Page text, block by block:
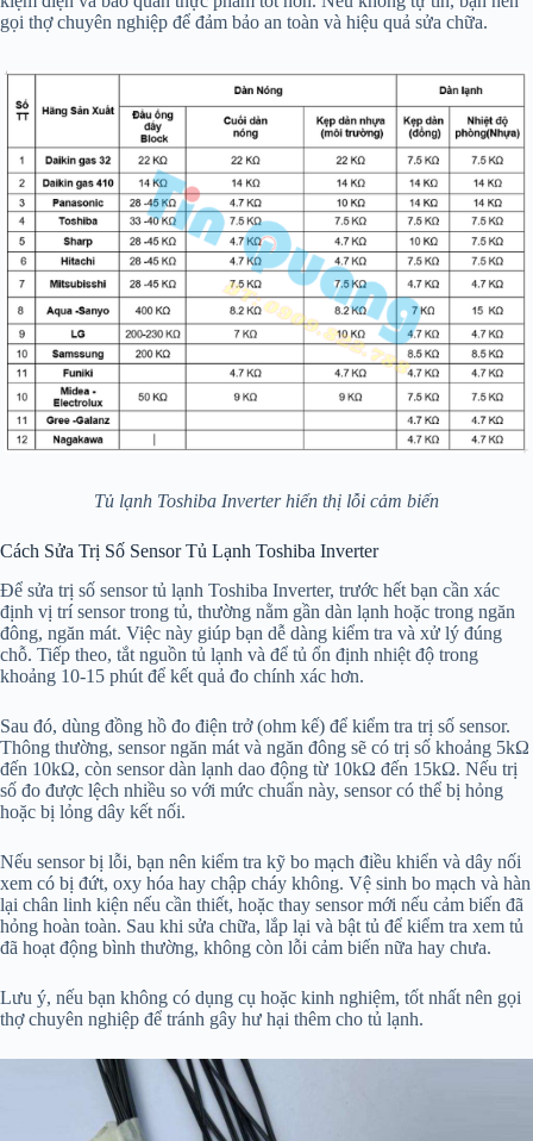
gọi thợ chuyên nghiệp để đảm bảo an toàn và hiệu quả sửa chữa.
Tủ lạnh Toshiba Inverter hiển thị lỗi cảm biến
Cách Sửa Trị Số Sensor Tủ Lạnh Toshiba Inverter
Để sửa trị số sensor tủ lạnh Toshiba Inverter, trước hết bạn cần xác
định vị trí sensor trong tủ, thường nằm gần dàn lạnh hoặc trong ngăn
đông, ngăn mát. Việc này giúp bạn dễ dàng kiểm tra và xử lý đúng
chỗ. Tiếp theo, tắt nguồn tủ lạnh và để tủ ổn định nhiệt độ trong
khoảng 10-15 phút để kết quả đo chính xác hơn.
Sau đó, dùng đồng hồ đo điện trở (ohm kế) để kiểm tra trị số sensor.
Thông thường, sensor ngăn mát và ngăn đông sẽ có trị số khoảng 5kΩ
đến 10kΩ, còn sensor dàn lạnh dao động từ 10kΩ đến 15kΩ. Nếu trị
số đo được lệch nhiều so với mức chuẩn này, sensor có thể bị hỏng
hoặc bị lỏng dây kết nối.
Nếu sensor bị lỗi, bạn nên kiểm tra kỹ bo mạch điều khiển và dây nối
xem có bị đứt, oxy hóa hay chập cháy không. Vệ sinh bo mạch và hàn
lại chân linh kiện nếu cần thiết, hoặc thay sensor mới nếu cảm biến đã
hỏng hoàn toàn. Sau khi sửa chữa, lắp lại và bật tủ để kiểm tra xem tủ
đã hoạt động bình thường, không còn lỗi cảm biến nữa hay chưa.
Lưu ý, nếu bạn không có dụng cụ hoặc kinh nghiệm, tốt nhất nên gọi
thợ chuyên nghiệp để tránh gây hư hại thêm cho tủ lạnh.